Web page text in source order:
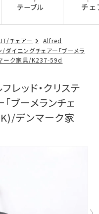
チェアー
Alfred
イニングチェアー「ブーメラ
ーク家具/K237-59d
ッド・クリステ
ブーメランチェ
デンマーク家